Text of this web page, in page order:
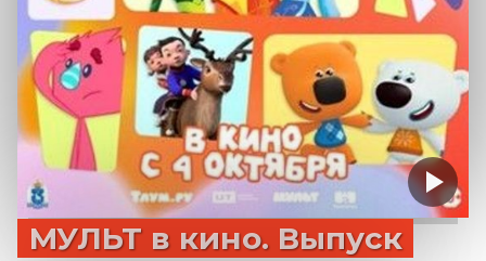
МУЛЬТ в кино. Выпуск